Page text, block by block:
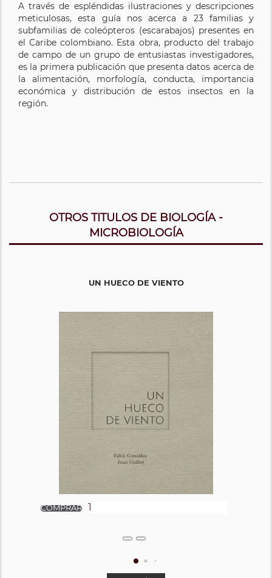
A través de espléndidas ilustraciones y descripciones
meticulosas, esta guía nos acerca a 23 familias y
subfamilias de coleópteros (escarabajos) presentes en
el Caribe colombiano. Esta obra, producto del trabajo
de campo de un grupo de entusiastas investigadores,
es la primera publicación que presenta datos acerca de
la alimentación, morfología, conducta, importancia
económica y distribución de estos insectos en la
región.
OTROS TITULOS DE BIOLOGÍA -
MICROBIOLOGÍA
UN HUECO DE VIENTO